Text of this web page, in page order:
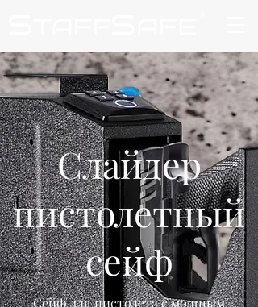
Слайдер
пистолетный
сейф
Сейф для пистолета с мощным